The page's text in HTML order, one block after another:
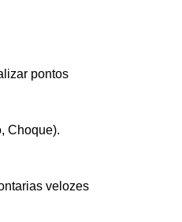
pontos
Choque).
velozes